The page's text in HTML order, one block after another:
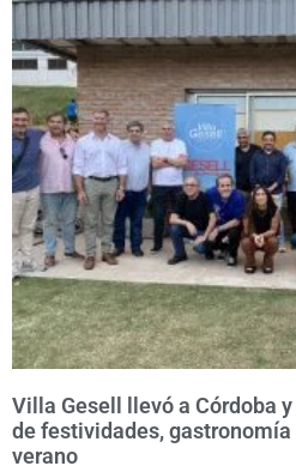
Villa Gesell llevó a Córdoba
de festividades,
verano